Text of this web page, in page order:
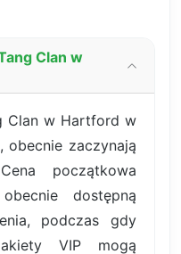
Clan w
Clan w Hartford w
obecnie zaczynają
początkowa
dostępną
podczas gdy
VIP mogą